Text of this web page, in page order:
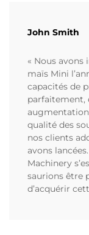
John Smith
« Nous avons
maïs Mini
capacités de
parfaitement,
qualité des
nos clients
avons
Machinery
saurions être
d’acquérir